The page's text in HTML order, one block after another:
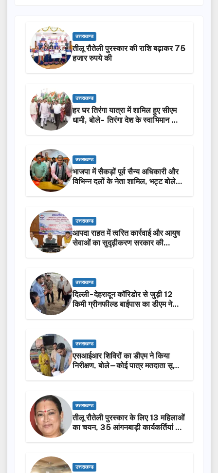
उत्तराखण्ड
तीलू रौतेली पुरस्कार की राशि बढ़ाकर 75
हजार रुपये की
उत्तराखण्ड
हर घर तिरंगा यात्रा में शामिल हुए सीएम
धामी, बोले- तिरंगा देश के स्वाभिमान का
उत्तराखण्ड
भाजपा में सैकड़ों पूर्व सैन्य अधिकारी और
विभिन्न दलों के नेता शामिल, भट्ट बोले-
उत्तराखण्ड
आपदा राहत में त्वरित कार्रवाई और आयुष
सेवाओं का सुदृढ़ीकरण सरकार की
उत्तराखण्ड
दिल्ली-देहरादून कॉरिडोर से जुड़ी 12
किमी ग्रीनफील्ड बाईपास का डीएम ने
उत्तराखण्ड
एसआईआर शिविरों का डीएम ने किया
निरीक्षण, बोले—कोई पात्र मतदाता सूची
उत्तराखण्ड
तीलू रौतेली पुरस्कार के लिए 13 महिलाओं
का चयन, 35 आंगनबाड़ी कार्यकर्तियां भी
उत्तराखण्ड